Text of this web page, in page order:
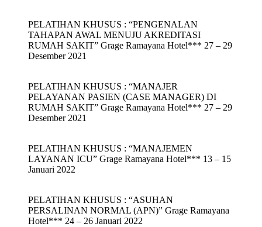
PELATIHAN KHUSUS : “PENGENALAN
TAHAPAN AWAL MENUJU AKREDITASI
RUMAH SAKIT” Grage Ramayana Hotel*** 27 – 29
Desember 2021
PELATIHAN KHUSUS : “MANAJER
PELAYANAN PASIEN (CASE MANAGER) DI
RUMAH SAKIT” Grage Ramayana Hotel*** 27 – 29
Desember 2021
PELATIHAN KHUSUS : “MANAJEMEN
LAYANAN ICU” Grage Ramayana Hotel*** 13 – 15
Januari 2022
PELATIHAN KHUSUS : “ASUHAN
PERSALINAN NORMAL (APN)” Grage Ramayana
Hotel*** 24 – 26 Januari 2022